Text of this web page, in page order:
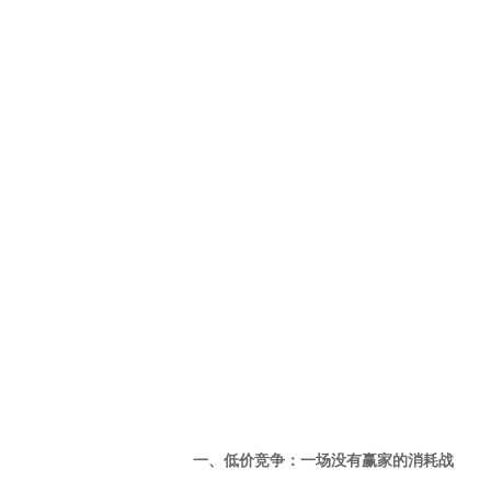
一、低价竞争：一场没有赢家的消耗战